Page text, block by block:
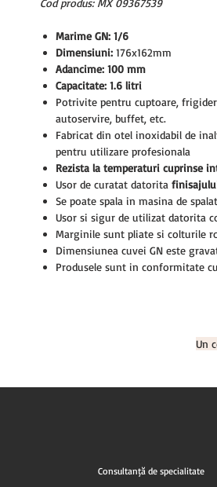
Cod produs: MX 09367539
Marime GN: 1/6
Dimensiuni: 176x162mm
Adancime: 100 mm
Capacitate: 1.6 litri
Potrivite pentru cuptoare,
autoservire, buffet, etc.
Fabricat din otel inoxidabil de
pentru utilizare profesionala
Rezista la temperaturi cuprinse
Usor de curatat datorita
Se poate spala in masina de
Usor si sigur de utilizat datorita
Marginile sunt pliate si colturile
Dimensiunea cuvei GN este
Produsele sunt in conformitate
Un
Consultanță de specialitate